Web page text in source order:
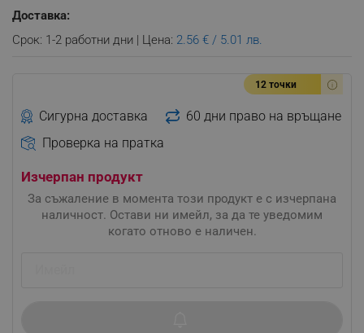
Доставка:
Срок: 1-2 работни дни | Цена: 2.56 € / 5.01 лв.
12 точки
Сигурна доставка
60 дни право на връщане
Проверка на пратка
Изчерпан продукт
За съжаление в момента този продукт е с изчерпана
наличност. Остави ни имейл, за да те уведомим
когато отново е наличен.